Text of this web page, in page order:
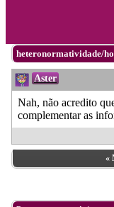
heteronormatividade/
Aster
Nah, não acredito
complementar as
«